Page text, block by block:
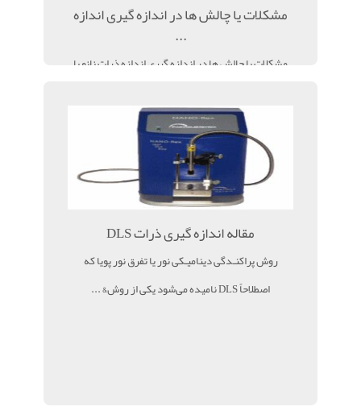
مشکلات یا چالش ها در اندازه گیری اندازه
...
مشکلات یا چالش ها در اندازه گیری اندازه ذرات نانو با
...
مقاله اندازه گیری ذرات DLS
روش پراکنـدگی دینامیـکی نور یا تفرق نور پویا که
اصطلاحاً DLS نامیده می‌شود یکی از روش& ...